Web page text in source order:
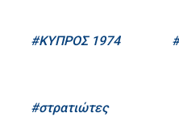
KYΠΡΟΣ 1974
στρατιώτες